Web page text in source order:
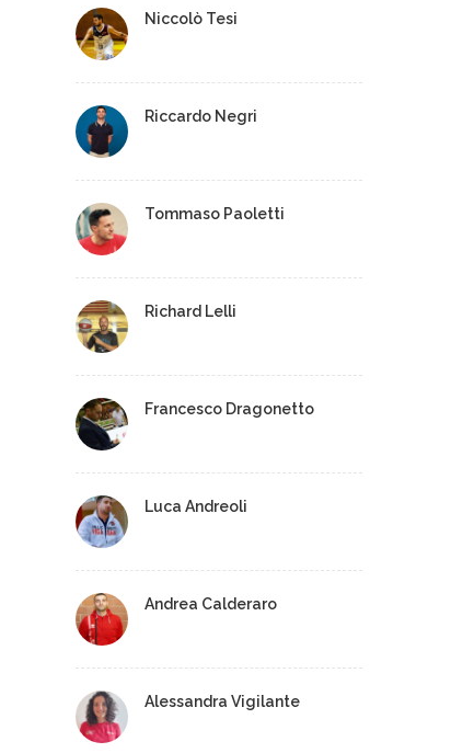
Niccolò Tesi
Riccardo Negri
Tommaso Paoletti
Richard Lelli
Francesco Dragonetto
Luca Andreoli
Andrea Calderaro
Alessandra Vigilante